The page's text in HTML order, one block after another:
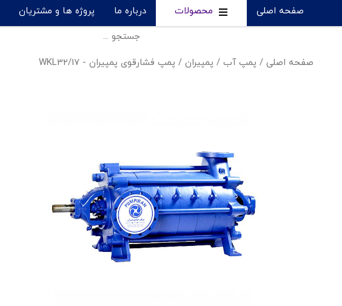
صفحه اصلی محصولات درباره ما پروژه ها و مشتریان
صفحه اصلی / پمپ آب / پمپیران / پمپ فشارقوی پمپیران - WKL32/17